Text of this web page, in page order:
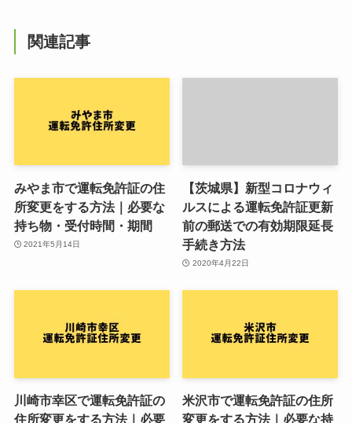
関連記事
みやま市で運転免許証の住
所変更をする方法｜必要な
持ち物・受付時間・期間
2021年5月14日
【茨城県】新型コロナウィ
ルスによる運転免許証更新
前の郵送での有効期限延長
手続き方法
2020年4月22日
川崎市幸区で運転免許証の
住所変更をする方法｜必要
米沢市で運転免許証の住所
変更をする方法｜必要な持